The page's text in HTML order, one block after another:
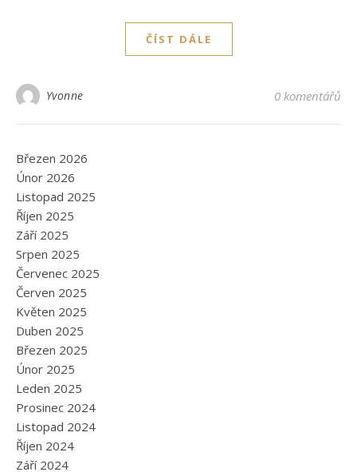
ČÍST DÁLE
Yvonne 0 komentářů
Březen 2026
Únor 2026
Listopad 2025
Říjen 2025
Září 2025
Srpen 2025
Červenec 2025
Červen 2025
Květen 2025
Duben 2025
Březen 2025
Únor 2025
Leden 2025
Prosinec 2024
Listopad 2024
Říjen 2024
Září 2024